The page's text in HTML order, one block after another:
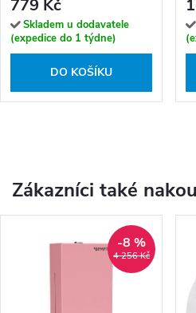
779 Kč
Skladem u dodavatele
(expedice do 1 týdne)
DO KOŠÍKU
Zákazníci také
4 256 Kč
-8 %